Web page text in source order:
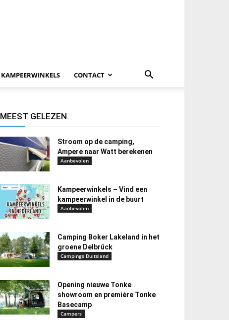
KAMPEERWINKELS CONTACT
MEEST GELEZEN
Stroom op de camping,
Ampere naar Watt berekenen
Aanbevolen
Kampeerwinkels – Vind een
kampeerwinkel in de buurt
Aanbevolen
Camping Boker Lakeland in het
groene Delbrück
Campings Duitsland
Opening nieuwe Tonke
showroom en première Tonke
Basecamp
Campers